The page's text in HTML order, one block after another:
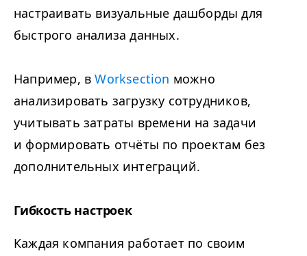
настраивать визуальные дашборды для
быстрого анализа данных.
Например, вWorksection можно
анализировать загрузку сотрудников,
учитывать затраты времени на задачи
и формировать отчёты по проектам без
дополнительных интеграций.
Гибкость настроек
Каждая компания работает по своим